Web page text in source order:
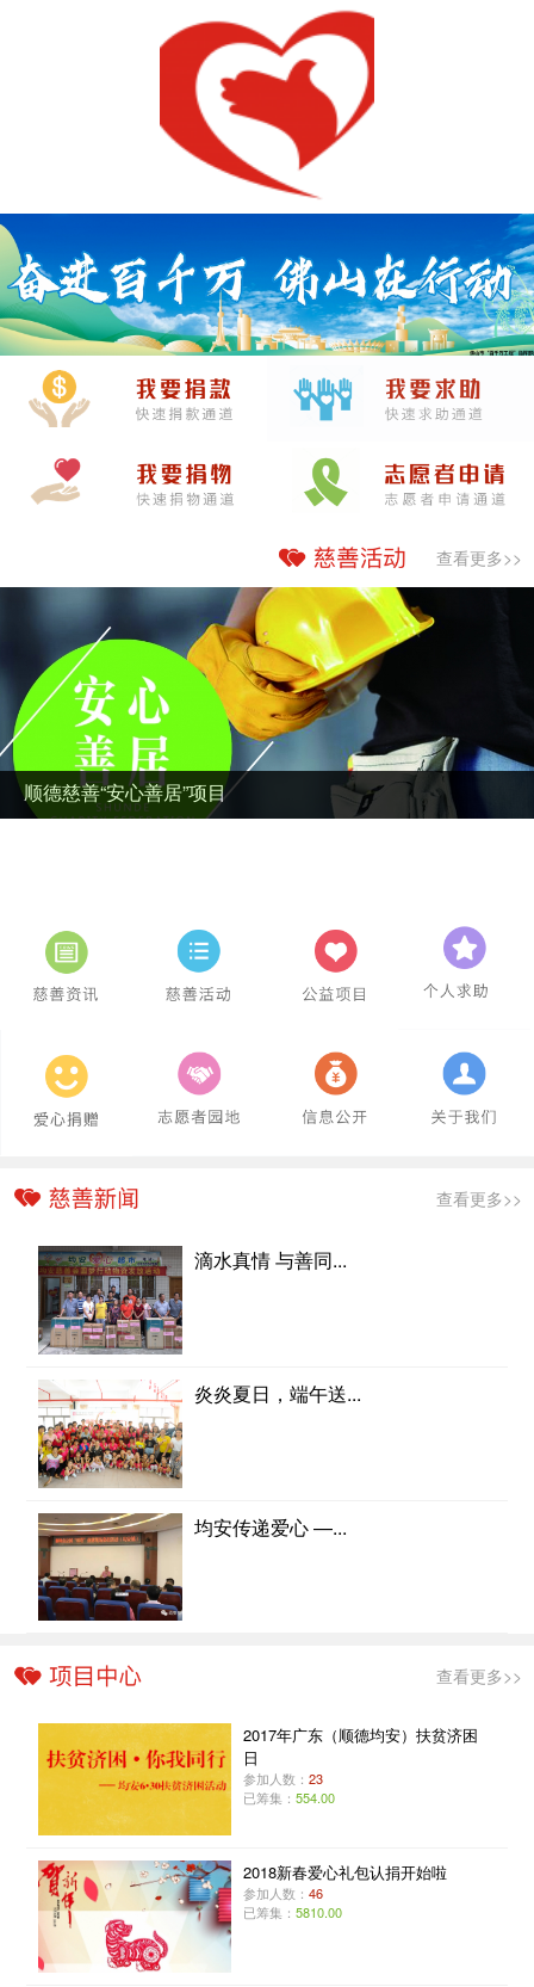
查看更多>>
顺德慈善“安心善居”项目
查看更多>>
滴水真情 与善同...
炎炎夏日，端午送...
均安传递爱心 —...
查看更多>>
2017年广东（顺德均安）扶贫济困
日
参加人数： 23
已筹集： 554.00
2018新春爱心礼包认捐开始啦
参加人数： 46
已筹集： 5810.00